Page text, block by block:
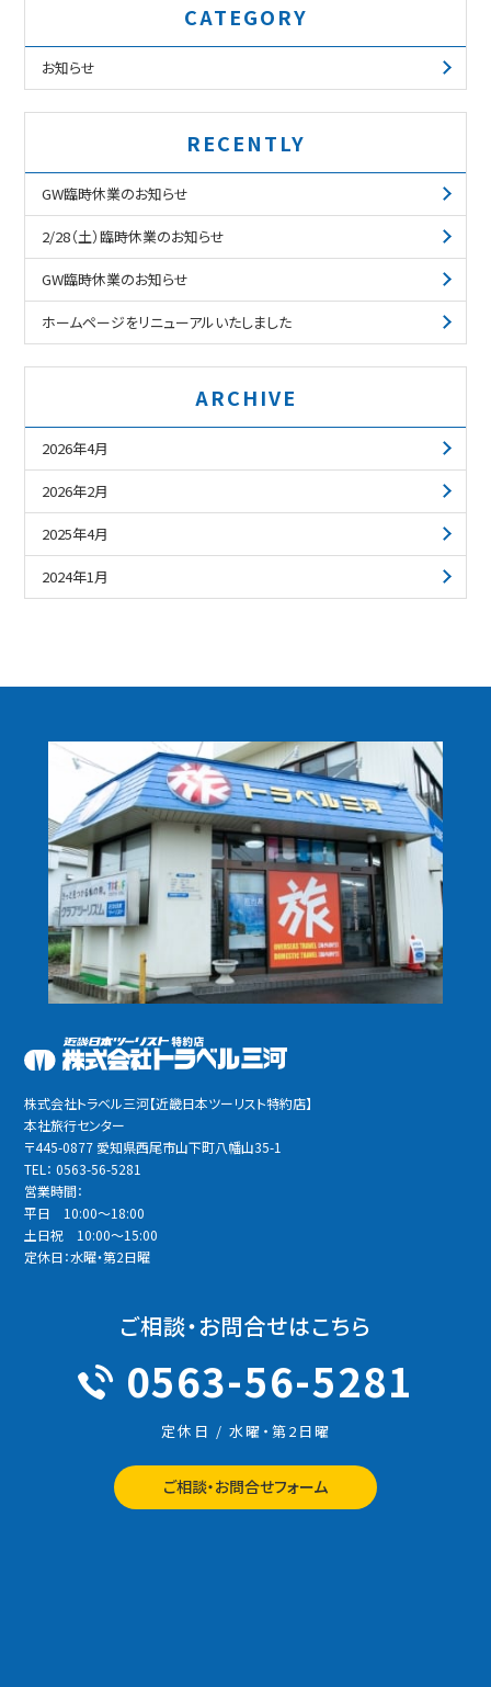
CATEGORY
お知らせ
RECENTLY
GW臨時休業のお知らせ
2/28（土）臨時休業のお知らせ
GW臨時休業のお知らせ
ホームページをリニューアルいたしました
ARCHIVE
2026年4月
2026年2月
2025年4月
2024年1月
株式会社トラベル三河【近畿日本ツーリスト特約店】
本社旅行センター
〒445-0877 愛知県西尾市山下町八幡山35-1
TEL： 0563-56-5281
営業時間：
平日 10:00～18:00
土日祝 10:00～15:00
定休日：水曜・第2日曜
ご相談・お問合せはこちら
0563-56-5281
定休日 / 水曜・第2日曜
ご相談・お問合せフォーム